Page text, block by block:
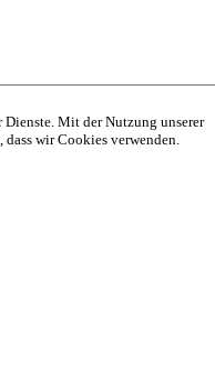
Mit der Nutzung unserer
wir Cookies verwenden.